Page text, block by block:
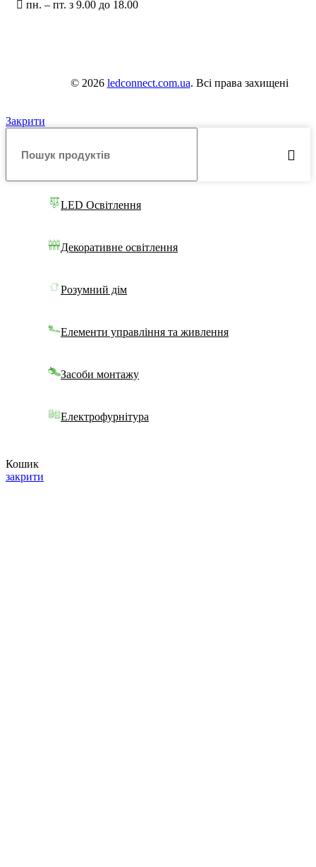
пн. – пт. з 9.00 до 18.00
© 2026 ledconnect.com.ua. Всі права захищені
Закрити
LED Освітлення
Декоративне освітлення
Розумний дім
Елементи управління та живлення
Засоби монтажу
Електрофурнітура
Кошик
закрити